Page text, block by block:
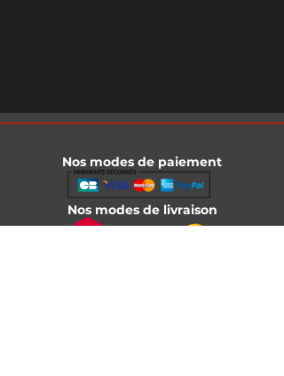
Nos modes de paiement
Nos modes de livraison